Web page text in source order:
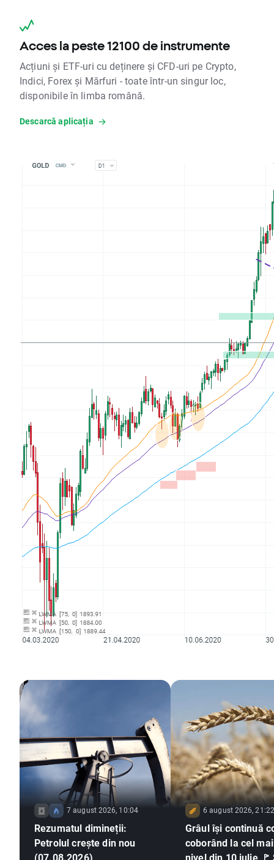
Acces la peste 12100 de instrumente
Acțiuni și ETF-uri cu deținere și CFD-uri pe Crypto,
Indici, Forex și Mărfuri - toate într-un singur loc,
disponibile în limba română.
Descarcă aplicația
7 august 2026, 10:04
Rezumatul dimineții:
Petrolul crește din nou
(07.08.2026)
6 august 2026, 21:22
Grâul își continuă
coborând la cel
nivel din 10 iulie 🚩